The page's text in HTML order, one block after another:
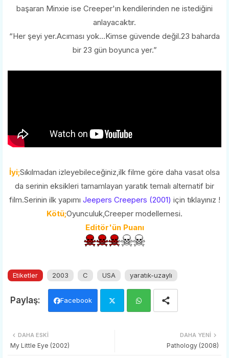
başaran Minxie ise Creeper'ın kendilerinden ne istediğini
anlayacaktır.
“Her şeyi yer.Acıması yok…Kimse güvende değil.23 baharda
bir 23 gün boyunca yer.”
İyi;Sıkılmadan izleyebileceğiniz,ilk filme göre daha vasat olsa
da serinin eksikleri tamamlayan yaratık temalı alternatif bir
film.Serinin ilk yapımı Jeepers Creepers (2001) için tıklayınız !
Kötü;Oyunculuk,Creeper modellemesi.
Editör'ün Puanı
Etiketler 2003 C USA yaratık-uzaylı
Facebook
DAHA YENI
Pathology (2008)
DAHA ESKI
My Little Eye (2002)